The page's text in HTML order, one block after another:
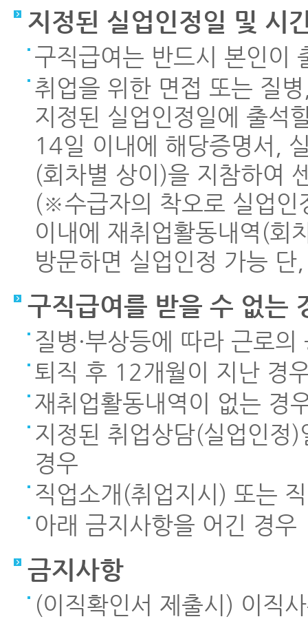
지정된 실업인정일 및 시
구직급여는 반드시 본인이
취업을 위한 면접 또는 질
지정된 실업인정일에 출석
14일 이내에 해당증명서,
(회차별 상이)을 지참하여
(※수급자의 착오로 실업인
이내에 재취업활동내역(회
방문하면 실업인정 가능
구직급여를 받을 수 없는
질병·부상등에 따라 근로
퇴직 후 12개월이 지난 경
재취업활동내역이 없는 경
지정된 취업상담(실업인정
경우
직업소개(취업지시) 또는
아래 금지사항을 어긴 경우
금지사항
(이직확인서 제출시) 이직